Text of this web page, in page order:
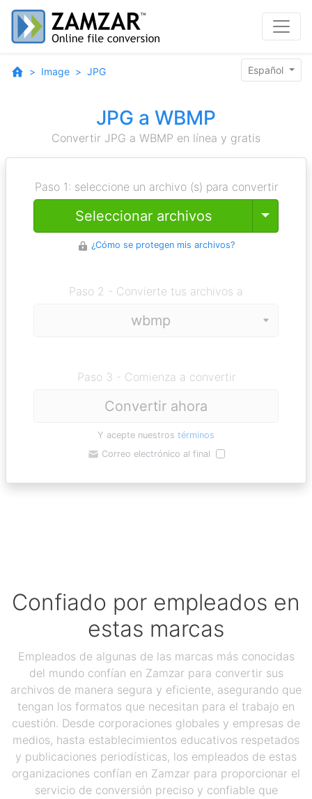
Image JPG Español
JPG a WBMP
Convertir JPG a WBMP en línea y gratis
Paso 1: seleccione un archivo (s) para convertir
Seleccionar archivos Toggle
¿Cómo se protegen mis archivos?
Paso 2 - Convierte tus archivos a
Paso 3 - Comienza a convertir
Convertir ahora
Y acepte nuestros términos
Correo electrónico al final
Confiado por empleados en
estas marcas
Empleados de algunas de las marcas más conocidas
del mundo confían en Zamzar para convertir sus
archivos de manera segura y eficiente, asegurando que
tengan los formatos que necesitan para el trabajo en
cuestión. Desde corporaciones globales y empresas de
medios, hasta establecimientos educativos respetados
y publicaciones periodísticas, los empleados de estas
organizaciones confían en Zamzar para proporcionar el
servicio de conversión preciso y confiable que